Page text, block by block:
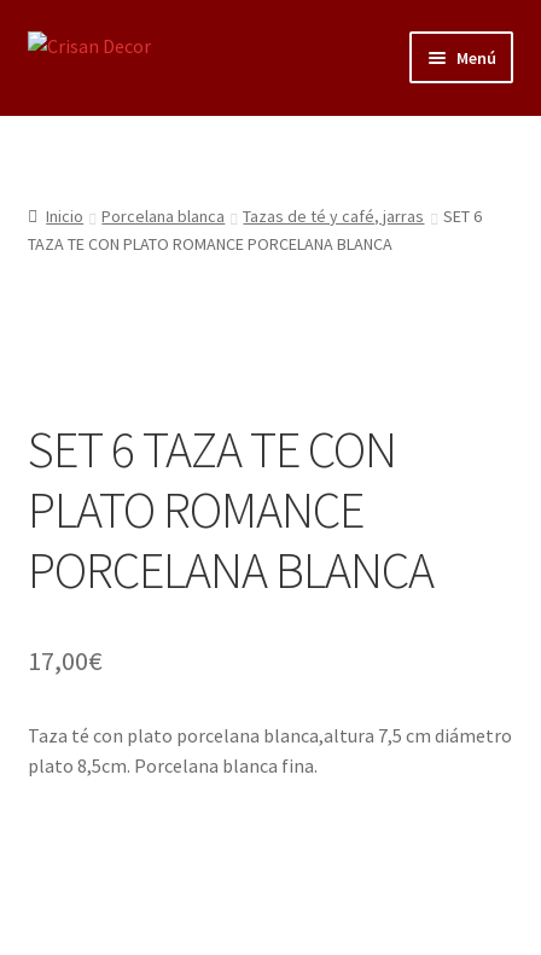
Ir
Ir
Menú
Regalos infantiles, vajillas y canastillas bebé
Regalo personalizado, estuches copas grabadas, regalo
bodas y aniversario, placas grabadas
Porcelana blanca Profesional y Hostelería
Pigmentos Porcelana y Vidrio, Mediums, material pintura
porcelana
Menaje y servicio de mesa
Regalo original
Decoración, cuadros y espejos
Inicio Porcelana blanca Tazas de té y café, jarras
SET 6
TAZA TE CON PLATO ROMANCE PORCELANA BLANCA
SET 6 TAZA TE CON
PLATO ROMANCE
PORCELANA BLANCA
17,00€
Taza té con plato porcelana blanca,altura 7,5 cm diámetro
plato 8,5cm. Porcelana blanca fina.